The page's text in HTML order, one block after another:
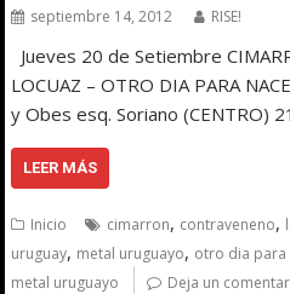
septiembre 14, 2012 RISE!
Jueves 20 de Setiembre
LOCUAZ – OTRO DIA PARA
y Obes esq. Soriano (CENTRO)
LEER MÁS
Inicio cimarron, contraveneno,
uruguay, metal uruguayo, otro dia para
metal uruguayo
Deja un